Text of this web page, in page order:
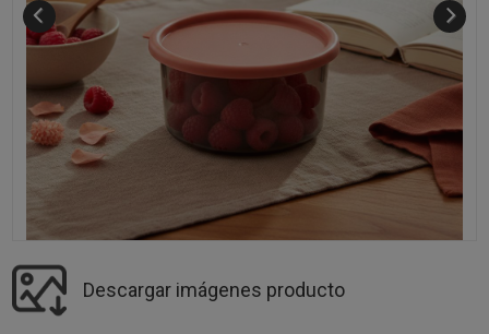
Descargar imágenes producto